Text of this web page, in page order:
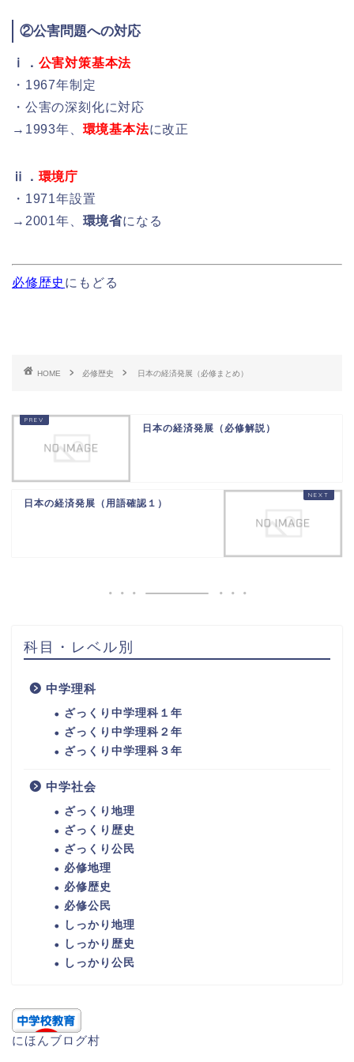
②公害問題への対応
ⅰ． 公害対策基本法
・1967年制定
・公害の深刻化に対応
→1993年、 環境基本法に改正
ⅱ． 環境庁
・1971年設置
→2001年、 環境省になる
必修歴史 にもどる
HOME 必修歴史 日本の経済発展（必修まとめ）
日本の経済発展（必修解説）
日本の経済発展（用語確認１）
科目・レベル別
中学理科
ざっくり中学理科１年
ざっくり中学理科２年
ざっくり中学理科３年
中学社会
ざっくり地理
ざっくり歴史
ざっくり公民
必修地理
必修歴史
必修公民
しっかり地理
しっかり歴史
しっかり公民
にほんブログ村